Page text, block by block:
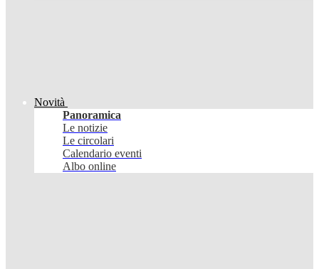
Novità
Panoramica
Le notizie
Le circolari
Calendario eventi
Albo online